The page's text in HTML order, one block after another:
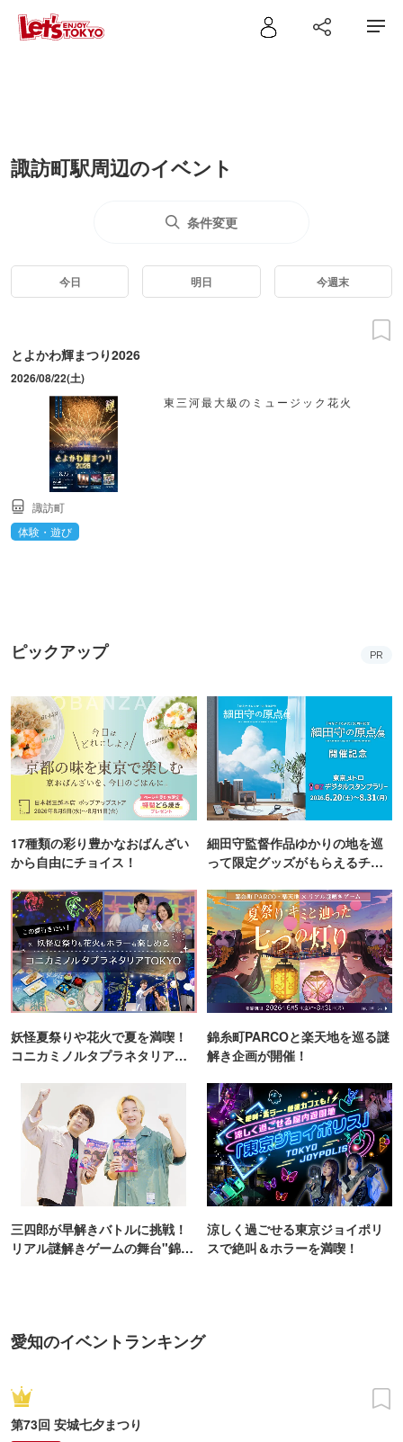
諏訪町駅周辺のイベント
条件変更
今日 明日 今週末
とよかわ輝まつり2026
2026/08/22(土)
東三河最大級のミュージック花火
諏訪町
体験・遊び
ピックアップ PR
17種類の彩り豊かなおばんざい
から自由にチョイス！
細田守監督作品ゆかりの地を巡
って限定グッズがもらえるチャ
妖怪夏祭りや花火で夏を満喫！
コニカミノルタプラネタリア
錦糸町PARCOと楽天地を巡る謎
解き企画が開催！
三四郎が早解きバトルに挑戦！
リアル謎解きゲームの舞台"錦糸
涼しく過ごせる東京ジョイポリ
スで絶叫＆ホラーを満喫！
愛知のイベントランキング
第73回 安城七夕まつり